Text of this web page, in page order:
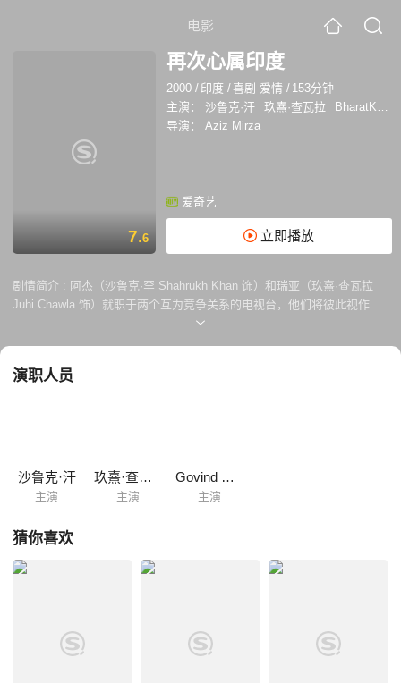
电影
7.6
再次心属印度
2000 / 印度 /喜剧 爱情 / 153分钟
主演：
沙鲁克·汗 玖熹·查瓦拉
BharatKapoor
导演：
Aziz Mirza
爱奇艺
立即播放
剧情简介 : 阿杰（沙鲁克·罕 Shahrukh Khan 饰）和瑞亚（玖熹·查瓦拉
Juhi Chawla 饰）就职于两个互为竞争关系的电视台，他们将彼此视作自
己事业上最强大的对手。实际上，阿杰深深的爱慕着瑞亚，只是后者好像
因是因为对方侮辱并杀死了自己的女儿，他实际上是在为女儿报仇。瑞亚
演职人员
沙鲁克·汗
主演
玖熹·查瓦拉
主演
Govind Namdeo
主演
猜你喜欢